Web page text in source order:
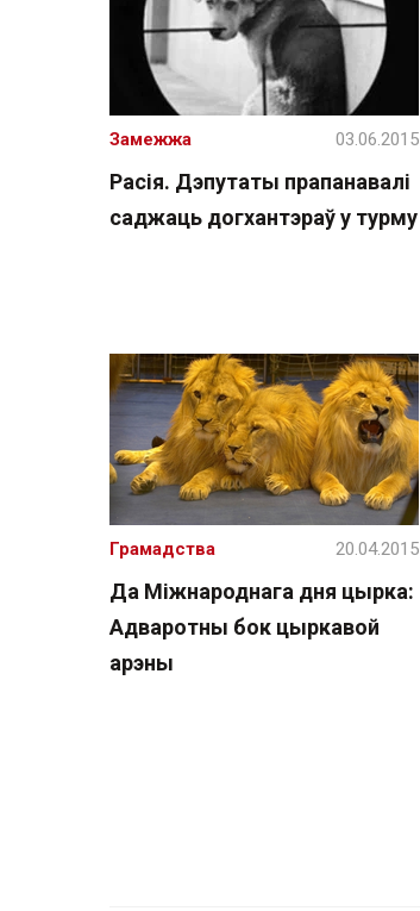
Расія. Дэпутаты прапанавалі
саджаць догхантэраў у турму
Замежжа 03.06.2015
Да Міжнароднага дня цырка:
Адваротны бок цыркавой
арэны
Грамадства 20.04.2015